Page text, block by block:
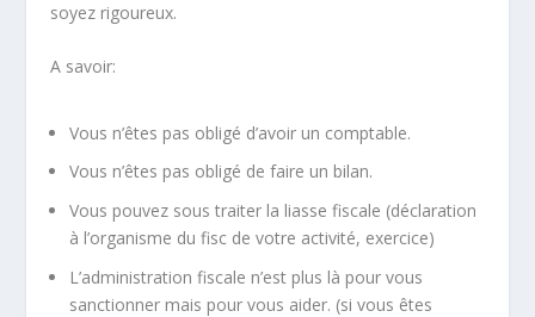
soyez rigoureux.
A savoir:
Vous n’êtes pas obligé d’avoir un comptable.
Vous n’êtes pas obligé de faire un bilan.
Vous pouvez sous traiter la liasse fiscale (déclaration
à l’organisme du fisc de votre activité, exercice)
L’administration fiscale n’est plus là pour vous
sanctionner mais pour vous aider. (si vous êtes